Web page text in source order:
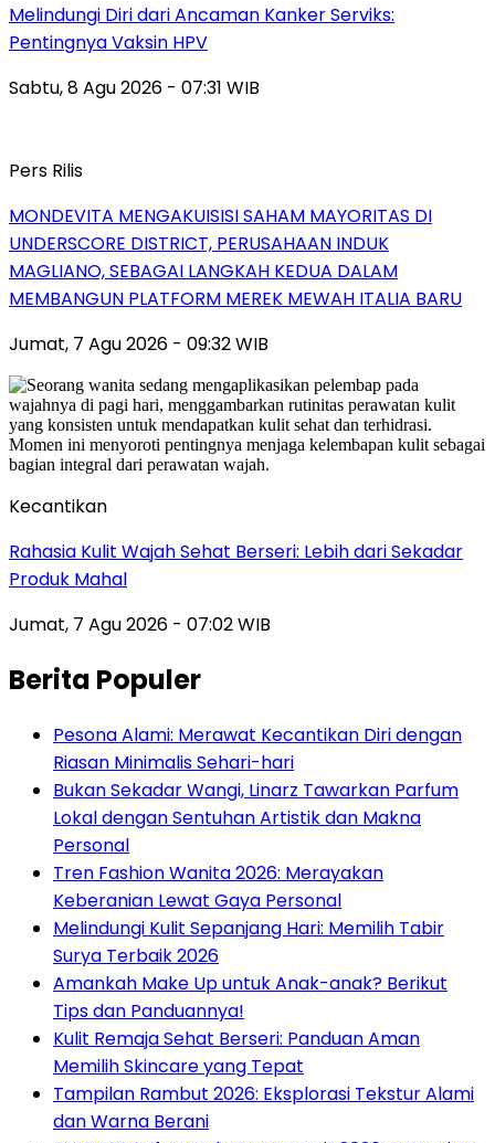
Melindungi Diri dari Ancaman Kanker Serviks:
Pentingnya Vaksin HPV
Sabtu, 8 Agu 2026 - 07:31 WIB
Pers Rilis
MONDEVITA MENGAKUISISI SAHAM MAYORITAS DI
UNDERSCORE DISTRICT, PERUSAHAAN INDUK
MAGLIANO, SEBAGAI LANGKAH KEDUA DALAM
MEMBANGUN PLATFORM MEREK MEWAH ITALIA BARU
Jumat, 7 Agu 2026 - 09:32 WIB
Kecantikan
Rahasia Kulit Wajah Sehat Berseri: Lebih dari Sekadar
Produk Mahal
Jumat, 7 Agu 2026 - 07:02 WIB
Berita Populer
Pesona Alami: Merawat Kecantikan Diri dengan
Riasan Minimalis Sehari-hari
Bukan Sekadar Wangi, Linarz Tawarkan Parfum
Lokal dengan Sentuhan Artistik dan Makna
Personal
Tren Fashion Wanita 2026: Merayakan
Keberanian Lewat Gaya Personal
Melindungi Kulit Sepanjang Hari: Memilih Tabir
Surya Terbaik 2026
Amankah Make Up untuk Anak-anak? Berikut
Tips dan Panduannya!
Kulit Remaja Sehat Berseri: Panduan Aman
Memilih Skincare yang Tepat
Tampilan Rambut 2026: Eksplorasi Tekstur Alami
dan Warna Berani